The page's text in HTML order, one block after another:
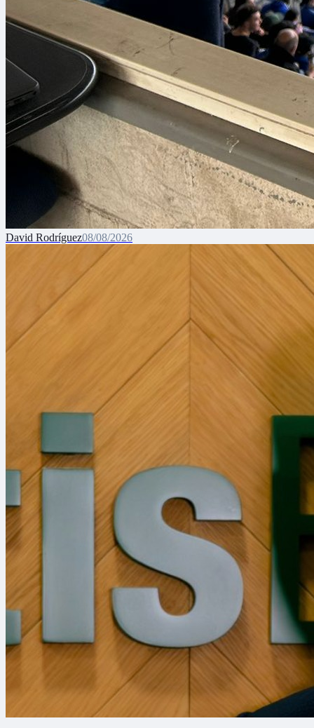
David Rodríguez08/08/2026